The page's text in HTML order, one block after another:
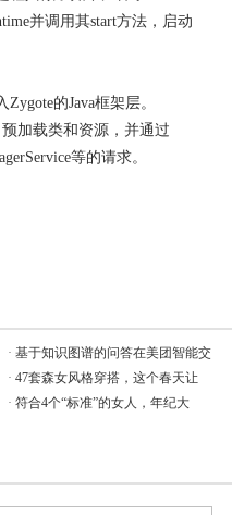
并调用其start方法，启动
的Java框架层。
预加载类和资源，并通过
等的请求。
· 基于知识图谱的问答在美团智能交
· 47套森女风格穿搭，这个春天让
· 符合4个“标准”的女人，年纪大